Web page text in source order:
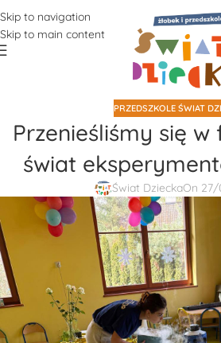
Skip to navigation
Skip to main content
PRZEDSZKOLE ŚWIAT
Przenieśliśmy się
świat
Świat DzieckaOn